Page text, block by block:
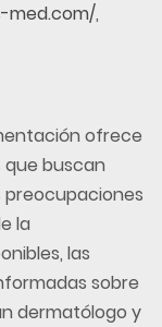
med.com/,
ofrece
que buscan
la
las
sobre
dermatólogo y